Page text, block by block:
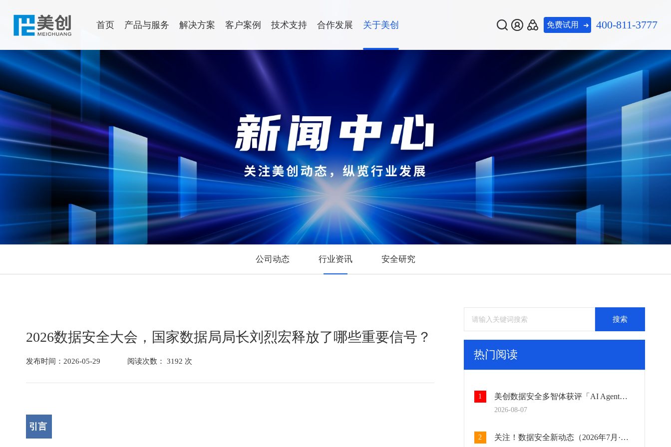
首页 产品与服务
数据安全
美创数据安全多智体
数据库保险箱
数据安全分类分级平台
数据安全综合评估系统
新一代 数据安全一体化平台
数据库加密
诺亚防勒索
访问域
数据库防水坝
API审计
数据库物理复制
数据库逻辑复制
应用版本同步
主机同步
海量文件同步
数据备份
灾备一键通
数据库运行安全管理平台
静态脱敏
数据水印
中间件运维服务
国产信创改造服务
驻场运维服务
供数服务
安全咨询服务
数据出境安全治理服务
数据安全能力评估认证服务
数据安全风险评估服务
数据分类分级咨询服务
热门推荐
美创数据安全多智体
新一代 灾备一体化平台
数据流动平台
解决方案
行业解决方案
政府解决方案
政务云多租户建设解决方案|大数据局数据流动及共享解决方
案|市政府数据分类分级解决方案
金融解决方案
医疗解决方案
能源解决方案
物流交通解决方案
热门资讯
美创数据安全多智体获
评「AI Agent标杆产
品」：AI重塑数据安全
运营闭环
关注！数据安全新动态
查看更多
客户案例 技术支持
售后服务
评「AI Agent标杆产
品」：AI重塑数据安全
运营闭环
08-06 关注！数据安全新动态
（2026年7月·上篇）
查看更多
合作发展
渠道政策
评「AI Agent标杆产
品」：AI重塑数据安全
运营闭环
08-06 关注！数据安全新动态
（2026年7月·上篇）
查看更多
关于美创
了解美创
公司介绍
发展历程
企业文化
美创年刊
安全研究
总部与分支机构
热门资讯
美创数据安全多智体获
评「AI Agent标杆产
品」：AI重塑数据安全
运营闭环
关注！数据安全新动态
查看更多
免费试用 400-811-3777
公司动态 行业资讯 安全研究
搜索
热门阅读
1 美创数据安全多智体获评「AI Agent标杆产品」：AI重塑数据安全运营闭环
2026-08-07
2 关注！数据安全新动态（2026年7月·上篇）
2026数据安全大会，国家数据局局长刘烈宏释放了哪些重要信号？
发布时间：2026-05-29 阅读次数： 3192 次
引言